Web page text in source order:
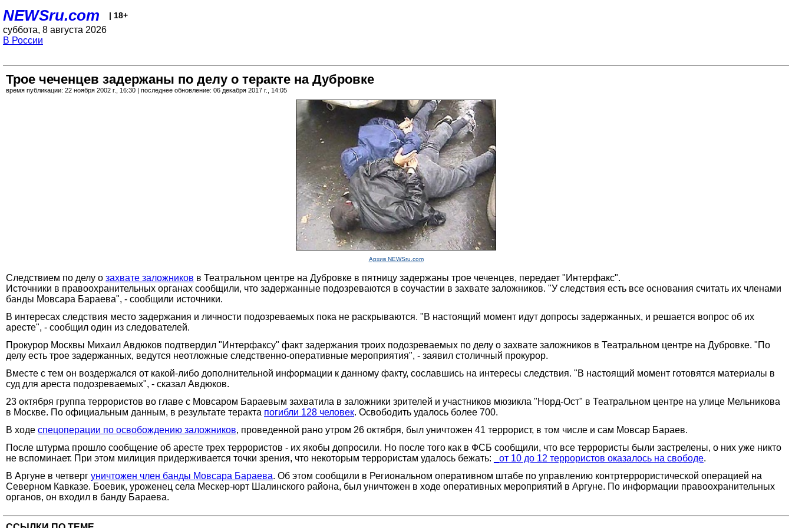
NEWSru.com | 18+
суббота, 8 августа 2026
В России
Трое чеченцев задержаны по делу о теракте на Дубровке
время публикации: 22 ноября 2002 г., 16:30 | последнее обновление: 06 декабря 2017 г., 14:05
Архив NEWSru.com
Следствием по делу о захвате заложников в Театральном центре на Дубровке в пятницу задержаны трое чеченцев, передает "Интерфакс".
Источники в правоохранительных органах сообщили, что задержанные подозреваются в соучастии в захвате заложников. "У следствия есть все основания считать их членами
банды Мовсара Бараева", - сообщили источники.
В интересах следствия место задержания и личности подозреваемых пока не раскрываются. "В настоящий момент идут допросы задержанных, и решается вопрос об их
аресте", - сообщил один из следователей.
Прокурор Москвы Михаил Авдюков подтвердил "Интерфаксу" факт задержания троих подозреваемых по делу о захвате заложников в Театральном центре на Дубровке. "По
делу есть трое задержанных, ведутся неотложные следственно-оперативные мероприятия", - заявил столичный прокурор.
Вместе с тем он воздержался от какой-либо дополнительной информации к данному факту, сославшись на интересы следствия. "В настоящий момент готовятся материалы в
суд для ареста подозреваемых", - сказал Авдюков.
23 октября группа террористов во главе с Мовсаром Бараевым захватила в заложники зрителей и участников мюзикла "Норд-Ост" в Театральном центре на улице Мельникова
в Москве. По официальным данным, в результате теракта погибли 128 человек. Освободить удалось более 700.
В ходе спецоперации по освобождению заложников, проведенной рано утром 26 октября, был уничтожен 41 террорист, в том числе и сам Мовсар Бараев.
После штурма прошло сообщение об аресте трех террористов - их якобы допросили. Но после того как в ФСБ сообщили, что все террористы были застрелены, о них уже никто
не вспоминает. При этом милиция придерживается точки зрения, что некоторым террористам удалось бежать:
_от 10 до 12 террористов оказалось на свободе.
В Аргуне в четверг уничтожен член банды Мовсара Бараева. Об этом сообщили в Региональном оперативном штабе по управлению контртеррористической операцией на
Северном Кавказе. Боевик, уроженец села Мескер-юрт Шалинского района, был уничтожен в ходе оперативных мероприятий в Аргуне. По информации правоохранительных
органов, он входил в банду Бараева.